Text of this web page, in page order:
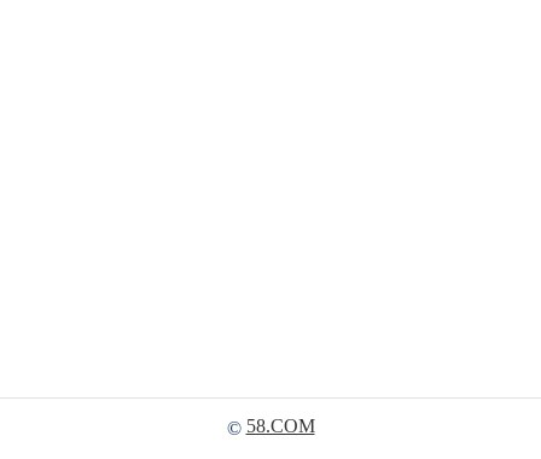
© 58.COM